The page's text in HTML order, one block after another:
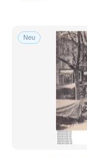
Neu